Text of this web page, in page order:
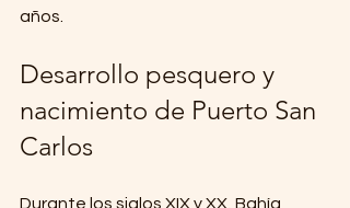
años.
Desarrollo pesquero y
nacimiento de Puerto San
Carlos
Durante los siglos XIX y XX, Bahía